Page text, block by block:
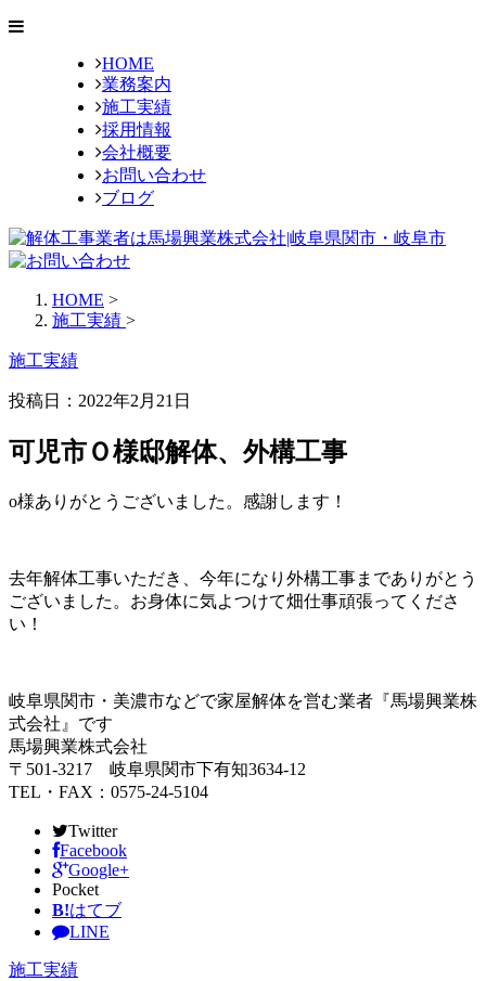
HOME
業務案内
施工実績
採用情報
会社概要
お問い合わせ
ブログ
HOME >
施工実績 >
施工実績
投稿日：2022年2月21日
可児市Ｏ様邸解体、外構工事
o様ありがとうございました。感謝します！
去年解体工事いただき、今年になり外構工事までありがとう
ございました。お身体に気よつけて畑仕事頑張ってくださ
い！
岐阜県関市・美濃市などで家屋解体を営む業者『馬場興業株
式会社』です
馬場興業株式会社
〒501-3217 岐阜県関市下有知3634‐12
TEL・FAX：0575-24-5104
Twitter
Facebook
Google+
Pocket
B!はてブ
LINE
施工実績